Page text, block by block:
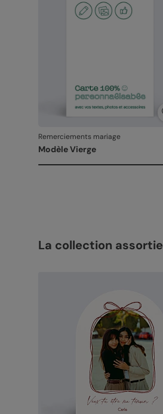
Remerciements mariage
Modèle Vierge
La collection assortie